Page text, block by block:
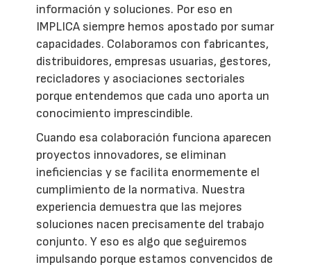
información y soluciones. Por eso en
IMPLICA siempre hemos apostado por sumar
capacidades. Colaboramos con fabricantes,
distribuidores, empresas usuarias, gestores,
recicladores y asociaciones sectoriales
porque entendemos que cada uno aporta un
conocimiento imprescindible.
Cuando esa colaboración funciona aparecen
proyectos innovadores, se eliminan
ineficiencias y se facilita enormemente el
cumplimiento de la normativa. Nuestra
experiencia demuestra que las mejores
soluciones nacen precisamente del trabajo
conjunto. Y eso es algo que seguiremos
impulsando porque estamos convencidos de